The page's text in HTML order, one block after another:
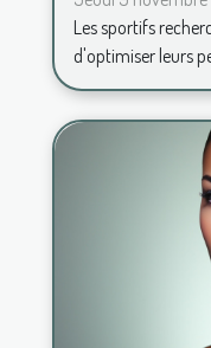
Les sportifs
d'optimiser leurs